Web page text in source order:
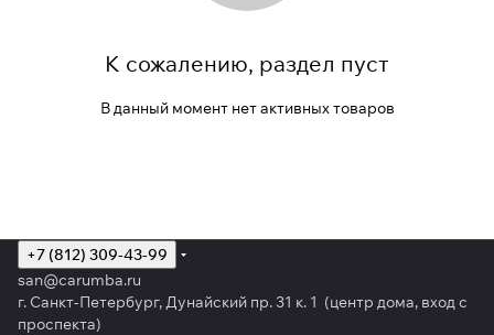
К сожалению, раздел пуст
В данный момент нет активных товаров
+7 (812) 309-43-99
san@carumba.ru
г. Санкт-Петербург, Дунайский пр. 31 к. 1 (центр дома, вход с
проспекта)